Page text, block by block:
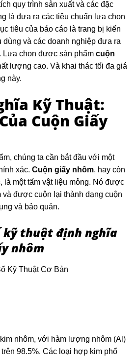
quy trình sản xuất và các đặc
là đưa ra các tiêu chuẩn lựa chọn
tiêu của báo cáo là trang bị kiến
và các doanh nghiệp đưa ra
Lựa chọn được sản phẩm cuộn
lượng cao. Và khai thác tối đa giá
này.
Kỹ Thuật:
Cuộn Giấy
chúng ta cần bắt đầu với một
xác. Cuộn giấy nhôm, hay còn
, là một tấm vật liệu mỏng. Nó được
và được cuộn lại thành dạng cuộn
và bảo quản.
kỹ thuật định nghĩa
nhôm
Kỹ Thuật Cơ Bản
nhôm, với hàm lượng nhôm (Al)
98.5%. Các loại hợp kim phổ